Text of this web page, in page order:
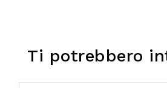
Ti potrebbero